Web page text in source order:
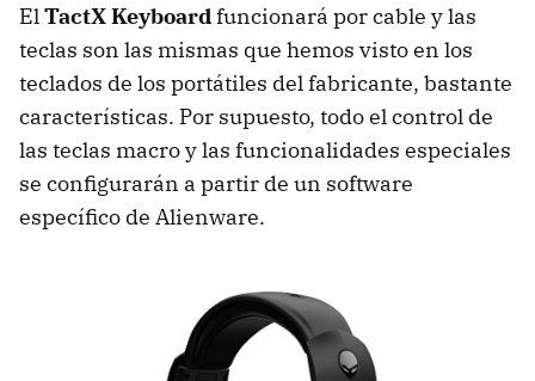
ElTactX Keyboardfuncionará por cable y las
teclas son las mismas que hemos visto en los
teclados de los portátiles del fabricante, bastante
características. Por supuesto, todo el control de
las teclas macro y las funcionalidades especiales
se configurarán a partir de un software
específico de Alienware.